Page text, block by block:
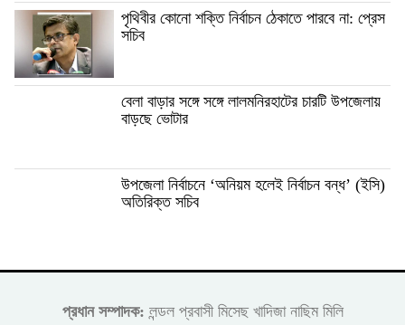
পৃথিবীর কোনো শক্তি নির্বাচন ঠেকাতে পারবে না: প্রেস
সচিব
বেলা বাড়ার সঙ্গে সঙ্গে লালমনিরহাটের চারটি উপজেলায়
বাড়ছে ভোটার
উপজেলা নির্বাচনে ‘অনিয়ম হলেই নির্বাচন বন্ধ’ (ইসি)
অতিরিক্ত সচিব
প্রধান সম্পাদক: লন্ডল প্রবাসী মিসেছ খাদিজা নাছিম মিলি